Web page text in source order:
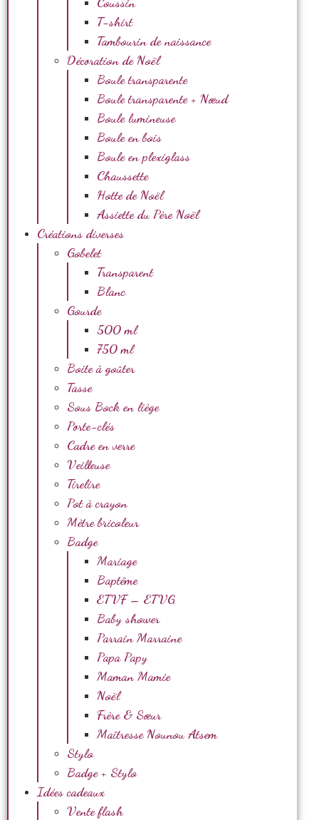
T-shirt
Tambourin de naissance
Décoration de Noël
Boule transparente
Boule transparente + Nœud
Boule lumineuse
Boule en bois
Boule en plexiglass
Chaussette
Hotte de Noël
Assiette du Père Noël
Créations diverses
Gobelet
Transparent
Blanc
Gourde
500 ml
750 ml
Boite à goûter
Tasse
Sous Bock en liège
Porte-clés
Cadre en verre
Veilleuse
Tirelire
Pot à crayon
Mètre bricoleur
Badge
Mariage
Baptême
ETVF – ETVG
Baby shower
Parrain Marraine
Papa Papy
Maman Mamie
Noël
Frère & Sœur
Maîtresse Nounou Atsem
Stylo
Badge + Stylo
Idées cadeaux
Vente flash